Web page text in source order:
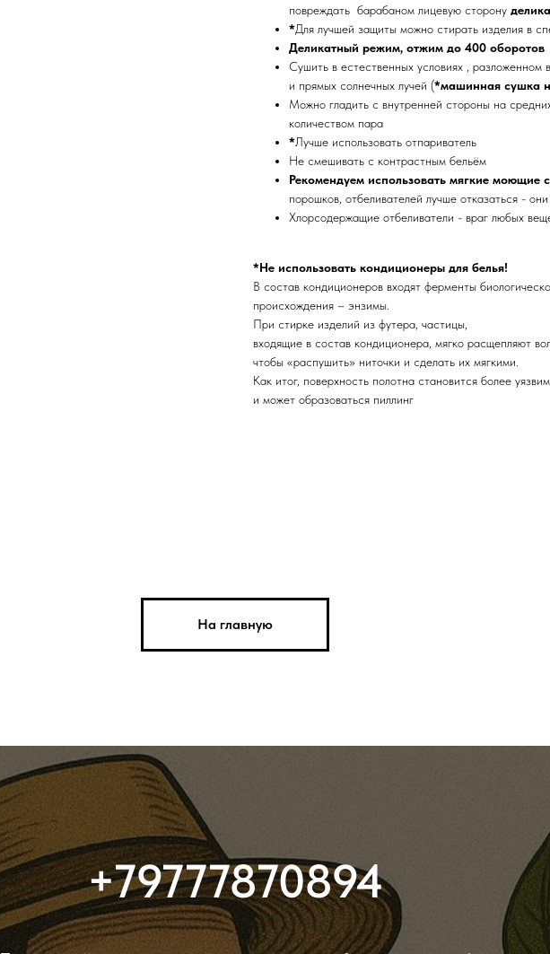
повреждать барабаном лицевую сторону
*Для лучшей защиты можно стирать изделия в
Деликатный режим, отжим до 400 оборотов
Сушить в естественных условиях , разложенном
и прямых солнечных лучей (*машинная сушка
Можно гладить с внутренней стороны на
количеством пара
*Лучше использовать отпариватель
Не смешивать с контрастным бельём
Рекомендуем использовать мягкие моющие
порошков, отбеливателей лучше отказаться -
Хлорсодержащие отбеливатели - враг любых
*Не использовать кондиционеры для белья!
В состав кондиционеров входят ферменты
происхождения – энзимы.
При стирке изделий из футера, частицы,
входящие в состав кондиционера, мягко расщепляют
чтобы «распушить» ниточки и сделать их мягкими.
Как итог, поверхность полотна становится более
и может образоваться пиллинг
На главную
+79777870894